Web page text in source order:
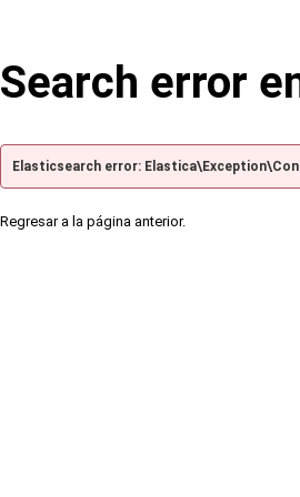
Search error
Elasticsearch error:
Regresar a la página anterior.